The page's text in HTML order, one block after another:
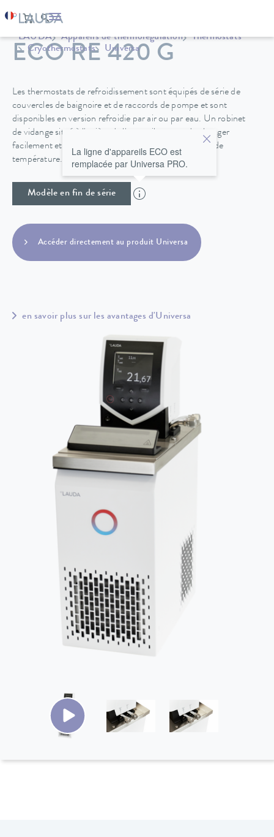
LAUDA Appareils de thermorégulation
Thermostats
Cryothermostats
Universa
ECO RE 420 G
Les thermostats de refroidissement sont équipés de série de
couvercles de baignoire et de raccords de pompe et sont
disponibles en version refroidie par air ou par eau. Un robinet
de vidange situé à l'arrière de l'appareil permet de changer
facilement et en toute sécurité le fluide de régulation de
température.
Modèle en fin de série
La ligne d'appareils ECO est
remplacée par Universa PRO.
Accéder directement au produit Universa
en savoir plus sur les avantages d'Universa